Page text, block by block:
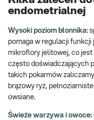
endometrialnej
Wysoki poziom błonnika:
pomaga w regulacji
mikroflory jelitowej, co
często doświadczających
takich pokarmów
brązowy ryż,
owsiane.
Świeże warzywa i owoce: